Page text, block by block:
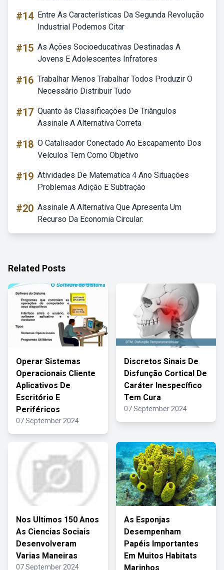
#14 Entre As Características Da Segunda Revolução
Industrial Podemos Citar
#15 As Ações Socioeducativas Destinadas A
Jovens E Adolescentes Infratores
#16 Trabalhar Menos Trabalhar Todos Produzir O
Necessário Distribuir Tudo
#17 Quanto às Classificações De Triângulos
Assinale A Alternativa Correta
#18 O Catalisador Conectado Ao Escapamento Dos
Veículos Tem Como Objetivo
#19 Atividades De Matematica 4 Ano Situações
Problemas Adição E Subtração
#20 Assinale A Alternativa Que Apresenta Um
Recurso Da Economia Circular:
Related Posts
Operar Sistemas
Operacionais Cliente
Aplicativos De
Escritório E
Periféricos
07 September 2024
Discretos Sinais De
Disfunção Cortical De
Caráter Inespecífico
Tem Cura
07 September 2024
Nos Ultimos 150 Anos
As Ciencias Sociais
Desenvolveram
Varias Maneiras
07 September 2024
As Esponjas
Desempenham
Papéis Importantes
Em Muitos Habitats
Marinhos